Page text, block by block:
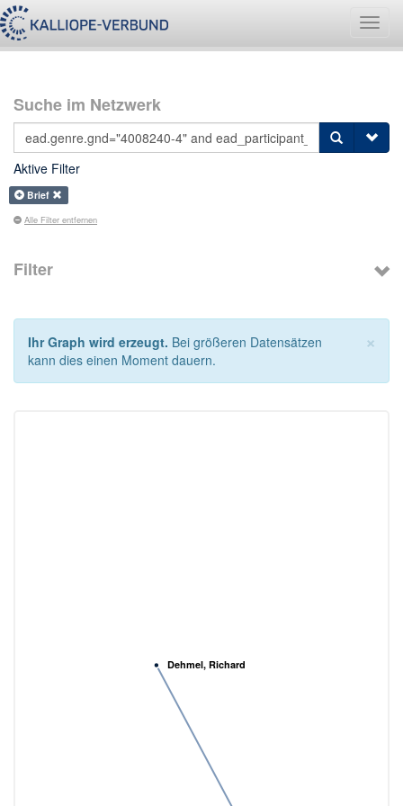
Suche im Netzwerk
Aktive Filter
Brief
Alle Filter entfernen
Filter
×
Ihr Graph wird erzeugt. Bei größeren Datensätzen
kann dies einen Moment dauern.
Dehmel, Richard